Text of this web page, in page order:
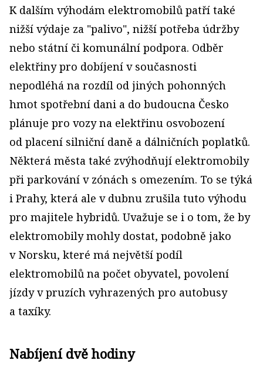
K dalším výhodám elektromobilů patří také
nižší výdaje za "palivo", nižší potřeba údržby
nebo státní či komunální podpora. Odběr
elektřiny pro dobíjení v současnosti
nepodléhá na rozdíl od jiných pohonných
hmot spotřební dani a do budoucna Česko
plánuje pro vozy na elektřinu osvobození
od placení silniční daně a dálničních poplatků.
Některá města také zvýhodňují elektromobily
při parkování v zónách s omezením. To se týká
i Prahy, která ale v dubnu zrušila tuto výhodu
pro majitele hybridů. Uvažuje se i o tom, že by
elektromobily mohly dostat, podobně jako
v Norsku, které má největší podíl
elektromobilů na počet obyvatel, povolení
jízdy v pruzích vyhrazených pro autobusy
a taxíky.
Nabíjení dvě hodiny